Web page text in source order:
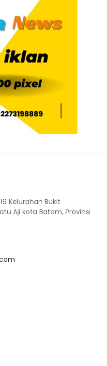
Kelurahan Bukit
Aji kota Batam, Provinsi